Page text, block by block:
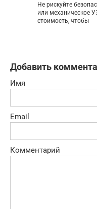
Не рискуйте
или механическое
стоимость, чтобы
Добавить
Имя
Email
Комментарий